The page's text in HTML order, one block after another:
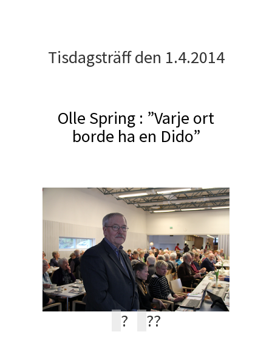
Tisdagsträff den 1.4.2014
Olle Spring : ”Varje ort
borde ha en Dido”
? ??